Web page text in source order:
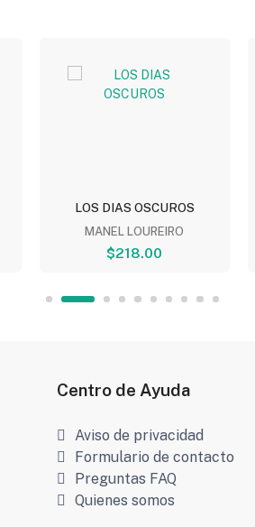
LOS DIAS OSCUROS
MANEL LOUREIRO
$218.00
Centro de Ayuda
Aviso de privacidad
Formulario de contacto
Preguntas FAQ
Quienes somos